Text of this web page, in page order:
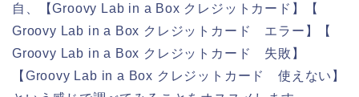
自、【Groovy Lab in a Box クレジットカード】【
Groovy Lab in a Box クレジットカード エラー】【
Groovy Lab in a Box クレジットカード 失敗】
【Groovy Lab in a Box クレジットカード 使えない】